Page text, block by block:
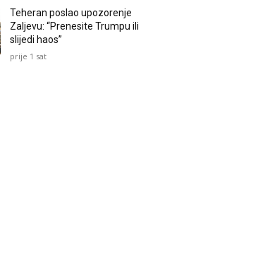
Teheran poslao upozorenje
Zaljevu: “Prenesite Trumpu ili
slijedi haos”
prije 1 sat